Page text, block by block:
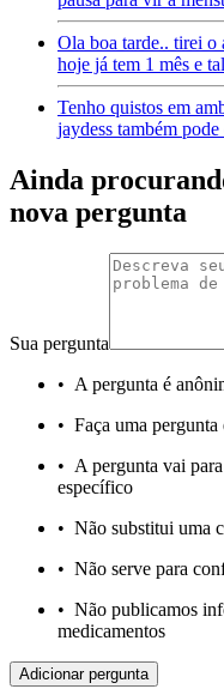
Ola boa tarde.. tirei o
hoje já tem 1 mês e
Tenho quistos em
jaydess também
Ainda
nova pergunta
Sua pergunta
• A pergunta é
• Faça uma pergunta
• A pergunta vai
específico
• Não substitui uma
• Não serve para
• Não publicamos
medicamentos
Adicionar pergunta